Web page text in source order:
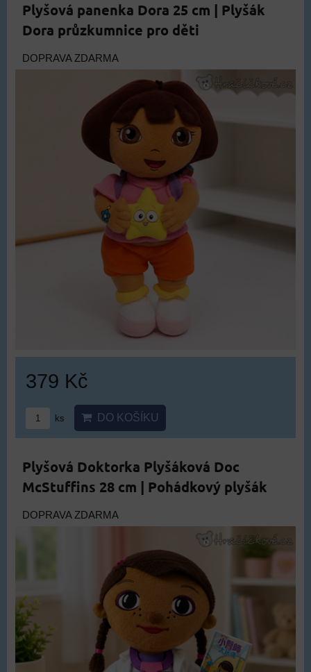
Plyšová panenka Dora 25 cm | Plyšák
Dora průzkumnice pro děti
DOPRAVA ZDARMA
379 Kč
ks DO KOŠÍKU
Plyšová Doktorka Plyšáková Doc
McStuffins 28 cm | Pohádkový plyšák
DOPRAVA ZDARMA